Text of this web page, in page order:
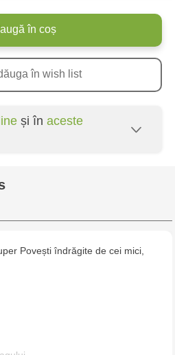
în coș
în wish list
și în aceste
Cantemir, 6
Cel Bun, 5
Ștefan cel Mare, 29А
Ștefan cel Mare, 110
Povești îndrăgite de cei mici,